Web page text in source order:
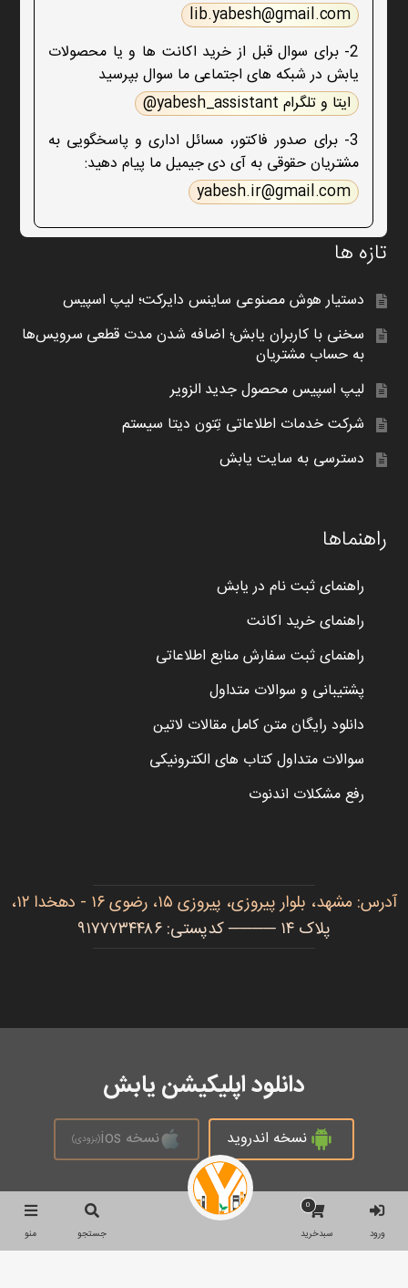
lib.yabesh@gmail.com
2- برای سوال قبل از خرید اکانت ها و یا محصولات
یابش در شبکه های اجتماعی ما سوال بپرسید
ایتا و تلگرام yabesh_assistant@
3- برای صدور فاکتور، مسائل اداری و پاسخگویی به
مشتریان حقوقی به آی دی جیمیل ما پیام دهید:
yabesh.ir@gmail.com
تازه ها
دستیار هوش مصنوعی ساینس دایرکت؛ لیپ اسپیس
سخنی با کاربران یابش؛ اضافه شدن مدت قطعی سرویس‌ها
به حساب مشتریان
لیپ اسپیس محصول جدید الزویر
شرکت خدمات اطلاعاتی تِتون دیتا سیستم
دسترسی به سایت یابش
راهنماها
راهنمای ثبت نام در یابش
راهنمای خرید اکانت
راهنمای ثبت سفارش منابع اطلاعاتی
پشتیبانی و سوالات متداول
دانلود رایگان متن کامل مقالات لاتین
سوالات متداول کتاب های الکترونیکی
رفع مشکلات اندنوت
ورود
0
سبدخرید جستجو منو
آدرس: مشهد، بلوار پیروزی، پیروزی ۱۵، رضوی ۱۶ - دهخدا ۱۲،
پلاک ۱۴ ──── کدپستی: ۹۱۷۷۷۳۴۴۸۶
دانلود اپلیکیشن یابش
نسخه اندروید نسخه ios (بزودی)
تمام حقوق محفوظ است © 2026